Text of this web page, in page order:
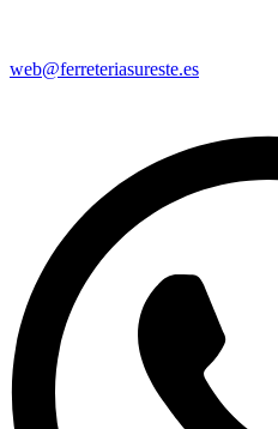
web@ferreteriasureste.es